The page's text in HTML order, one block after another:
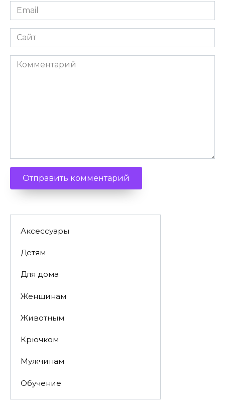
Email
Сайт
Комментарий
Аксессуары
Детям
Для дома
Женщинам
Животным
Крючком
Мужчинам
Обучение